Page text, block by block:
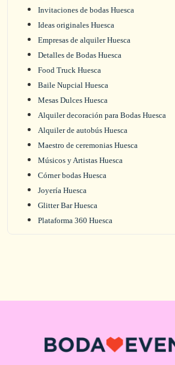
Invitaciones de bodas Huesca
Ideas originales Huesca
Empresas de alquiler Huesca
Detalles de Bodas Huesca
Food Truck Huesca
Baile Nupcial Huesca
Mesas Dulces Huesca
Alquiler decoración para Bodas Huesca
Alquiler de autobús Huesca
Maestro de ceremonias Huesca
Músicos y Artistas Huesca
Córner bodas Huesca
Joyería Huesca
Glitter Bar Huesca
Plataforma 360 Huesca